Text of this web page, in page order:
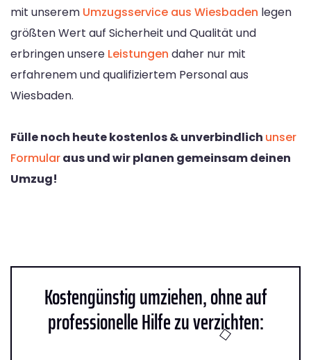
mit unserem Umzugsservice aus Wiesbaden legen
größten Wert auf Sicherheit und Qualität und
erbringen unsere Leistungen daher nur mit
erfahrenem und qualifiziertem Personal aus
Wiesbaden.
Fülle noch heute kostenlos & unverbindlich unser
Formularaus und wir planen gemeinsam deinen
Umzug!
Kostengünstig umziehen, ohne auf
professionelle Hilfe zu verzichten: